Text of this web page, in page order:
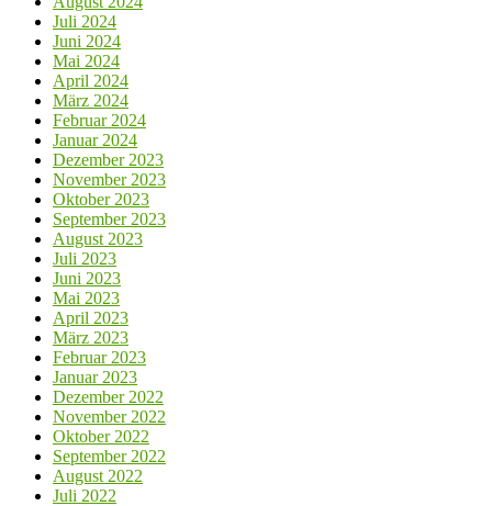
Juli 2024
Juni 2024
Mai 2024
April 2024
März 2024
Februar 2024
Januar 2024
Dezember 2023
November 2023
Oktober 2023
September 2023
August 2023
Juli 2023
Juni 2023
Mai 2023
April 2023
März 2023
Februar 2023
Januar 2023
Dezember 2022
November 2022
Oktober 2022
September 2022
August 2022
Juli 2022